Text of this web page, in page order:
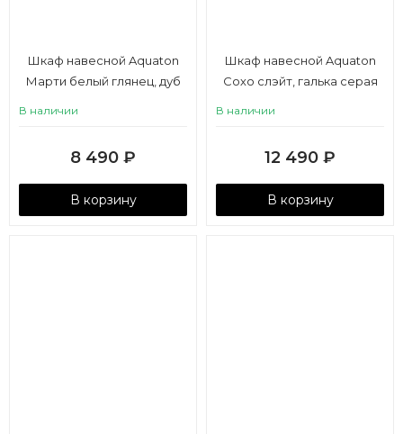
Шкаф навесной Aquaton
Марти белый глянец, дуб
В наличии
8 490 ₽
В корзину
Шкаф навесной Aquaton
Сохо слэйт, галька серая
В наличии
12 490 ₽
В корзину